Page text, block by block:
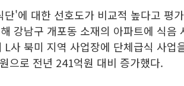
단'에 대한 선호도가 비교적 높다고 평
강남구 개포동 소재의 아파트에 식음
L사 북미 지역 사업장에 단체급식 사업
으로 전년 241억원 대비 증가했다.